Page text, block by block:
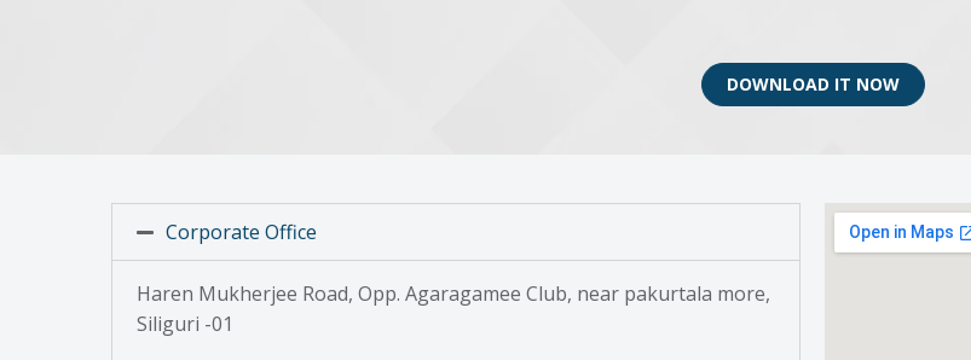
DOWNLOAD IT NOW
Corporate Office
Haren Mukherjee Road, Opp. Agaragamee Club, near pakurtala more,
Siliguri -01